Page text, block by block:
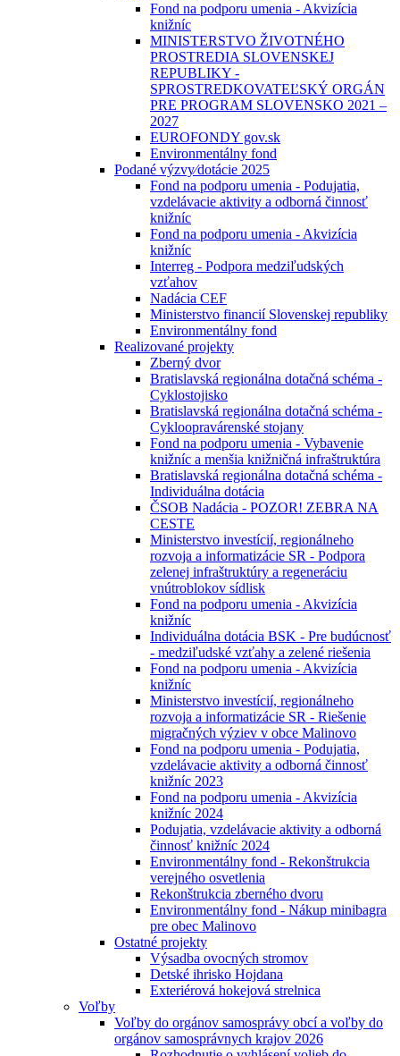
Fond na podporu umenia - Akvizícia
knižníc
MINISTERSTVO ŽIVOTNÉHO
PROSTREDIA SLOVENSKEJ
REPUBLIKY -
SPROSTREDKOVATEĽSKÝ ORGÁN
PRE PROGRAM SLOVENSKO 2021 –
2027
EUROFONDY gov.sk
Environmentálny fond
Podané výzvy⁄dotácie 2025
Fond na podporu umenia - Podujatia,
vzdelávacie aktivity a odborná činnosť
knižníc
Fond na podporu umenia - Akvizícia
knižníc
Interreg - Podpora medziľudských
vzťahov
Nadácia CEF
Ministerstvo financií Slovenskej republiky
Environmentálny fond
Realizované projekty
Zberný dvor
Bratislavská regionálna dotačná schéma -
Cyklostojisko
Bratislavská regionálna dotačná schéma -
Cykloopravárenské stojany
Fond na podporu umenia - Vybavenie
knižníc a menšia knižničná infraštruktúra
Bratislavská regionálna dotačná schéma -
Individuálna dotácia
ČSOB Nadácia - POZOR! ZEBRA NA
CESTE
Ministerstvo investícií, regionálneho
rozvoja a informatizácie SR - Podpora
zelenej infraštruktúry a regeneráciu
vnútroblokov sídlisk
Fond na podporu umenia - Akvizícia
knižníc
Individuálna dotácia BSK - Pre budúcnosť
- medziľudské vzťahy a zelené riešenia
Fond na podporu umenia - Akvizícia
knižníc
Ministerstvo investícií, regionálneho
rozvoja a informatizácie SR - Riešenie
migračných výziev v obce Malinovo
Fond na podporu umenia - Podujatia,
vzdelávacie aktivity a odborná činnosť
knižníc 2023
Fond na podporu umenia - Akvizícia
knižníc 2024
Podujatia, vzdelávacie aktivity a odborná
činnosť knižníc 2024
Environmentálny fond - Rekonštrukcia
verejného osvetlenia
Rekonštrukcia zberného dvoru
Environmentálny fond - Nákup minibagra
pre obec Malinovo
Ostatné projekty
Výsadba ovocných stromov
Detské ihrisko Hojdana
Exteriérová hokejová strelnica
Voľby
Voľby do orgánov samosprávy obcí a voľby do
orgánov samosprávnych krajov 2026